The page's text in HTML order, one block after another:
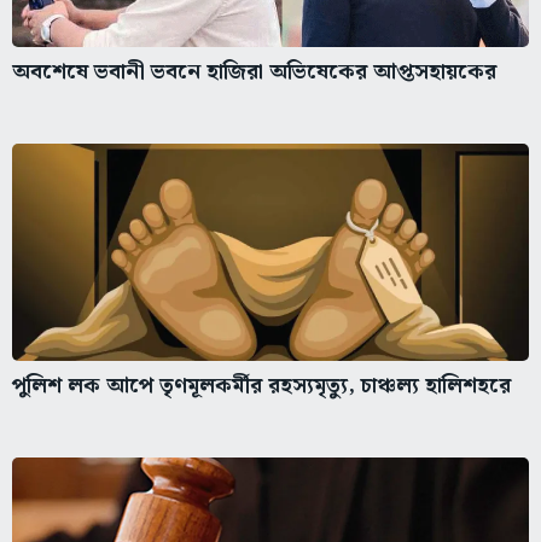
অবশেষে ভবানী ভবনে হাজিরা অভিষেকের আপ্তসহায়কের
পুলিশ লক আপে তৃণমূলকর্মীর রহস্যমৃত্যু, চাঞ্চল্য হালিশহরে